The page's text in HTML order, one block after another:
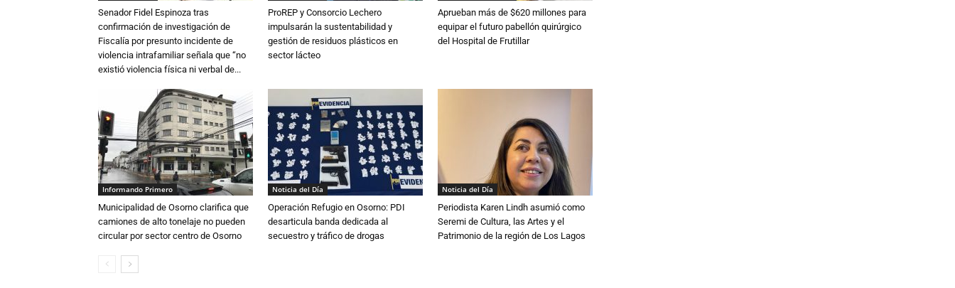
Senador Fidel Espinoza tras
confirmación de investigación de
Fiscalía por presunto incidente de
violencia intrafamiliar señala que “no
existió violencia física ni verbal de...
ProREP y Consorcio Lechero
impulsarán la sustentabilidad y
gestión de residuos plásticos en
sector lácteo
Aprueban más de $620 millones para
equipar el futuro pabellón quirúrgico
del Hospital de Frutillar
Informando Primero
Municipalidad de Osorno clarifica que
camiones de alto tonelaje no pueden
circular por sector centro de Osorno
Noticia del Día
Operación Refugio en Osorno: PDI
desarticula banda dedicada al
secuestro y tráfico de drogas
Noticia del Día
Periodista Karen Lindh asumió como
Seremi de Cultura, las Artes y el
Patrimonio de la región de Los Lagos